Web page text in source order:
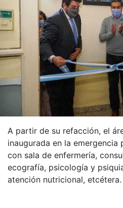
A partir de su refacción, el
inaugurada en la emergencia
con sala de enfermería,
ecografía, psicología y
atención nutricional, etcétera.